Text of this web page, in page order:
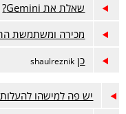
שאלת את Gemini?
מכירה ומשתמשת
כן shaulreznik
יש פה למישהו